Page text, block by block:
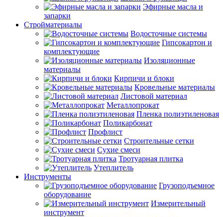
Эфирные масла и
запарки
Стройматериалы
Водосточные системы
Гипсокартон и
комплектующие
Изоляционные
материалы
Кирпичи и блоки
Кровельные материалы
Листовой материал
Металлопрокат
Пленка полиэтиленовая
Поликарбонат
Профлист
Строительные сетки
Сухие смеси
Тротуарная плитка
Утеплитель
Инструменты
Грузоподъемное
оборудование
Измерительный
инструмент